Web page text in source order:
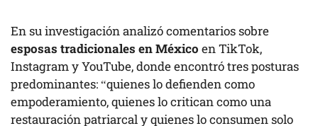
En su investigación analizó comentarios sobre
esposas tradicionales en México en TikTok,
Instagram y YouTube, donde encontró tres posturas
predominantes: “quienes lo defienden como
empoderamiento, quienes lo critican como una
restauración patriarcal y quienes lo consumen solo